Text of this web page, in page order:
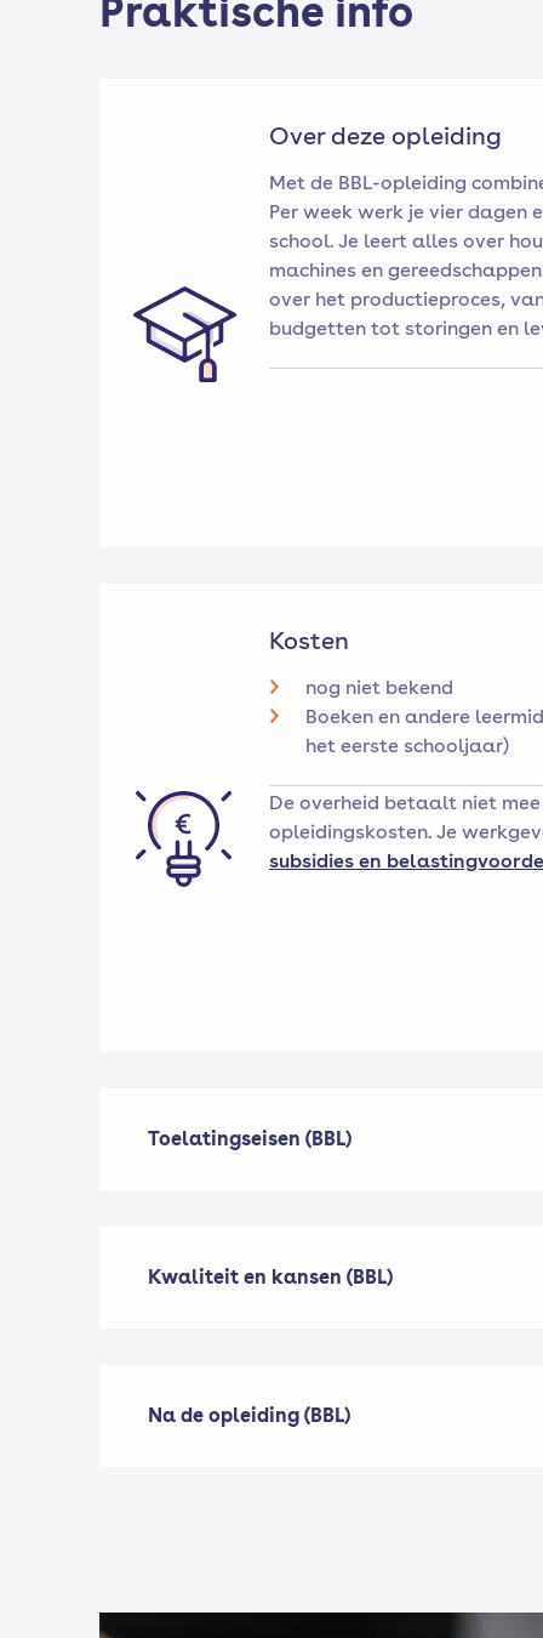
Praktische info
Over deze opleiding
Met de BBL-opleiding
Per week werk je vier dagen
school. Je leert alles over
machines en
over het productieproces,
budgetten tot storingen en
Kosten
nog niet bekend
Boeken en andere
het eerste schooljaar)
De overheid betaalt niet
opleidingskosten. Je
subsidies en
Toelatingseisen (BBL)
Kwaliteit en kansen (BBL)
Na de opleiding (BBL)